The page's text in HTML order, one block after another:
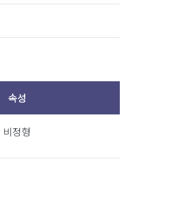
속성
비정형
출원번호
10-2017-0085845
인증기관